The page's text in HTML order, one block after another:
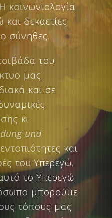
κοινωνιολογία
δεκαετίες
σύνηθες.
του
μας
και σε
κι
und
και
του Υπερεγώ.
το Υπερεγώ
μπορούμε
τόπους μας